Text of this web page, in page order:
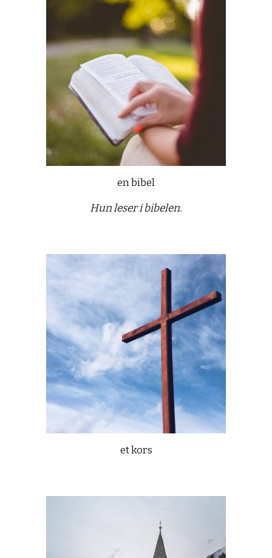
en bibel
Hun leser i bibelen.
et kors